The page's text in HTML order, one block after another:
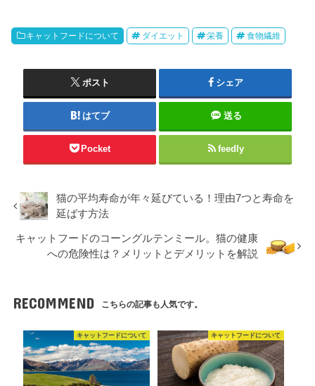
キャットフードについて ダイエット 栄養 食物繊維
ポスト シェア
はてブ 送る
Pocket feedly
猫の平均寿命が年々延びている！理由7つと寿命を
延ばす方法
キャットフードのコーングルテンミール。猫の健康
への危険性は？メリットとデメリットを解説
RECOMMEND こちらの記事も人気です。
キャットフードについて キャットフードについて